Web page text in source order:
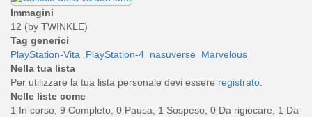
Immagini
12 (by TWINKLE)
Tag generici
PlayStation-Vita
PlayStation-4 nasuverse Marvelous
Nella tua lista
Per utilizzare la tua lista personale devi essere registrato
Nelle liste come
1 In corso, 9 Completo, 0 Pausa, 1 Sospeso, 0 Da rigiocare, 1 Da